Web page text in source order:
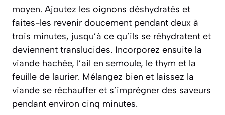
moyen. Ajoutez les oignons déshydratés et
faites-les revenir doucement pendant deux à
trois minutes, jusqu’à ce qu’ils se réhydratent et
deviennent translucides. Incorporez ensuite la
viande hachée, l’ail en semoule, le thym et la
feuille de laurier. Mélangez bien et laissez la
viande se réchauffer et s’imprégner des saveurs
pendant environ cinq minutes.